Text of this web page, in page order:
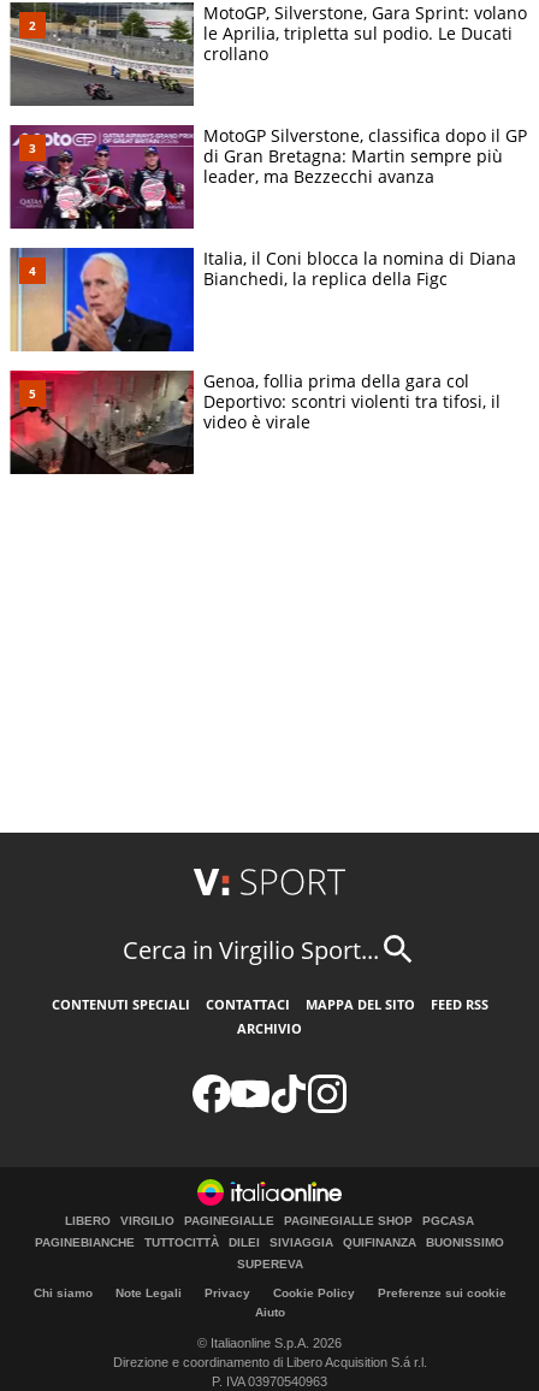
MotoGP, Silverstone, Gara Sprint: volano
le Aprilia, tripletta sul podio. Le Ducati
crollano
MotoGP Silverstone, classifica dopo il GP
di Gran Bretagna: Martin sempre più
leader, ma Bezzecchi avanza
Italia, il Coni blocca la nomina di Diana
Bianchedi, la replica della Figc
Genoa, follia prima della gara col
Deportivo: scontri violenti tra tifosi, il
video è virale
Cerca in Virgilio Sport...
CONTENUTI SPECIALI CONTATTACI MAPPA DEL SITO
FEED RSS
ARCHIVIO
LIBERO VIRGILIO PAGINEGIALLE PAGINEGIALLE SHOP
PGCASA
PAGINEBIANCHE
TUTTOCITTÀ DILEI SIVIAGGIA QUIFINANZA
BUONISSIMO
SUPEREVA
Chi siamo Note Legali Privacy Cookie Policy
Preferenze sui cookie
Aiuto
© Italiaonline S.p.A. 2026
Direzione e coordinamento di Libero Acquisition S.á r.l.
P. IVA 03970540963